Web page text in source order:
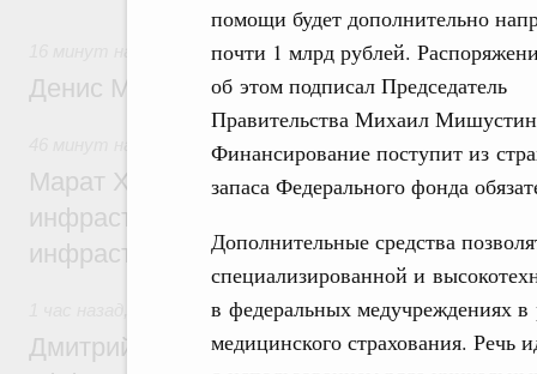
помощи будет дополнительно
почти 1 млрд рублей.
об этом подписал Председатель
Правительства Михаил
Финансирование поступит из
запаса Федерального фонда
Дополнительные средства
специализированной и
в федеральных медучреждениях в
медицинского страхования.
Общие вопросы промышленной политики
Денис Мантуров посетил Ярославскую
Бюджеты субъектов Федерации.
Марат Хуснуллин: 15 объектов
инфраструктуры построили и обновили
инфраструктурным кредитам
Развитие сельских территорий
Дмитрий Патрушев: Синхронизация